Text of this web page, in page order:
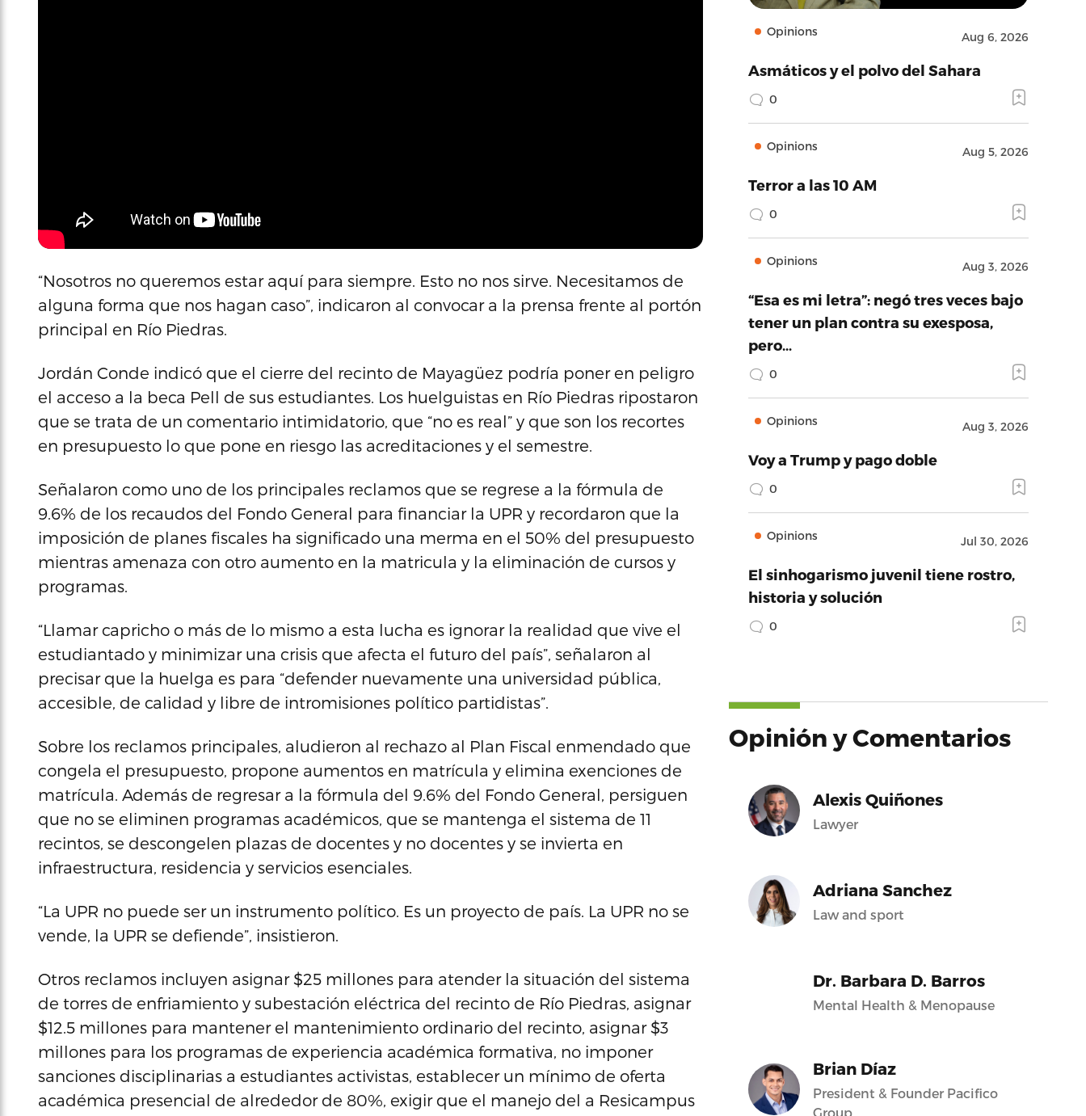
“Nosotros no queremos estar aquí para siempre. Esto no nos sirve. Necesitamos de
alguna forma que nos hagan caso”, indicaron al convocar a la prensa frente al portón
principal en Río Piedras.
Jordán Conde indicó que el cierre del recinto de Mayagüez podría poner en peligro
el acceso a la beca Pell de sus estudiantes. Los huelguistas en Río Piedras ripostaron
que se trata de un comentario intimidatorio, que “no es real” y que son los recortes
en presupuesto lo que pone en riesgo las acreditaciones y el semestre.
Señalaron como uno de los principales reclamos que se regrese a la fórmula de
9.6% de los recaudos del Fondo General para financiar la UPR y recordaron que la
imposición de planes fiscales ha significado una merma en el 50% del presupuesto
mientras amenaza con otro aumento en la matricula y la eliminación de cursos y
programas.
“Llamar capricho o más de lo mismo a esta lucha es ignorar la realidad que vive el
estudiantado y minimizar una crisis que afecta el futuro del país”, señalaron al
precisar que la huelga es para “defender nuevamente una universidad pública,
accesible, de calidad y libre de intromisiones político partidistas”.
Sobre los reclamos principales, aludieron al rechazo al Plan Fiscal enmendado que
congela el presupuesto, propone aumentos en matrícula y elimina exenciones de
matrícula. Además de regresar a la fórmula del 9.6% del Fondo General, persiguen
que no se eliminen programas académicos, que se mantenga el sistema de 11
recintos, se descongelen plazas de docentes y no docentes y se invierta en
infraestructura, residencia y servicios esenciales.
“La UPR no puede ser un instrumento político. Es un proyecto de país. La UPR no se
vende, la UPR se defiende”, insistieron.
Otros reclamos incluyen asignar $25 millones para atender la situación del sistema
de torres de enfriamiento y subestación eléctrica del recinto de Río Piedras, asignar
$12.5 millones para mantener el mantenimiento ordinario del recinto, asignar $3
millones para los programas de experiencia académica formativa, no imponer
sanciones disciplinarias a estudiantes activistas, establecer un mínimo de oferta
académica presencial de alrededor de 80%, exigir que el manejo del a Resicampus
Opinions Aug 6, 2026
Asmáticos y el polvo del Sahara
0
Opinions Aug 5, 2026
Terror a las 10 AM
0
Opinions Aug 3, 2026
“Esa es mi letra”: negó tres veces bajo
tener un plan contra su exesposa,
pero…
0
Opinions Aug 3, 2026
Voy a Trump y pago doble
0
Opinions Jul 30, 2026
El sinhogarismo juvenil tiene rostro,
historia y solución
0
Opinión y Comentarios
Alexis Quiñones
Lawyer
Adriana Sanchez
Law and sport
Dr. Barbara D. Barros
Mental Health & Menopause
Brian Díaz
President & Founder Pacifico
Group